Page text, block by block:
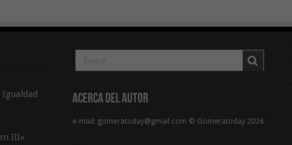
III»
Acerca del Autor
e-mail: gomeratoday@gmail.com © Gomeratoday 2026